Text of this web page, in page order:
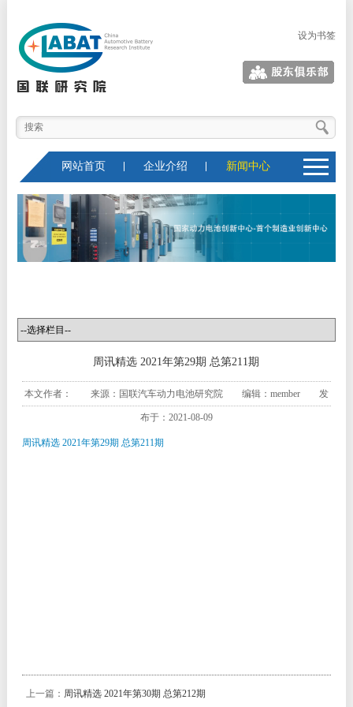
设为书签
股东俱乐部
网站首页 企业介绍 新闻中心
周讯精选 2021年第29期 总第211期
本文作者： 来源：国联汽车动力电池研究院 编辑：member 发
布于：2021-08-09
周讯精选 2021年第29期 总第211期
上一篇： 周讯精选 2021年第30期 总第212期